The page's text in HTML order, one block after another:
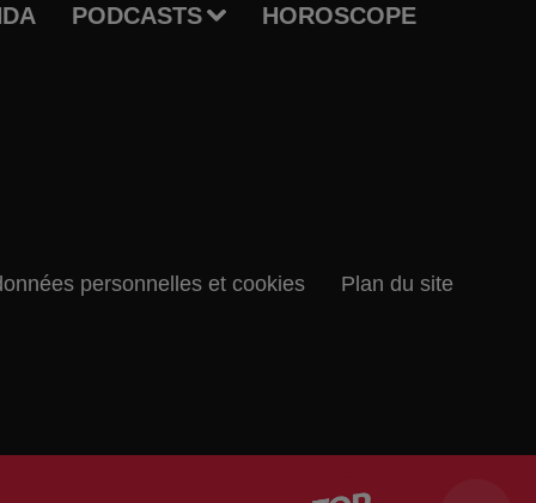
PODCASTS HOROSCOPE
personnelles et cookies Plan du site